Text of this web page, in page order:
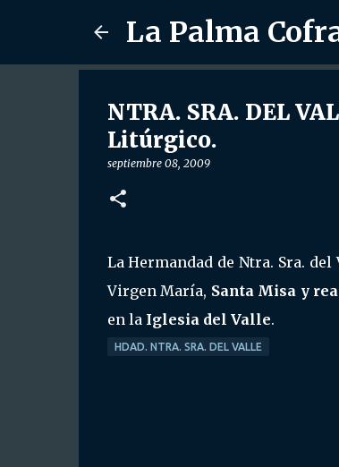
La Palma
NTRA. SRA. DEL
Litúrgico.
septiembre 08, 2009
La Hermandad de Ntra. Sra.
Virgen María, Santa Misa y
en la Iglesia del Valle.
HDAD. NTRA. SRA. DEL VALLE